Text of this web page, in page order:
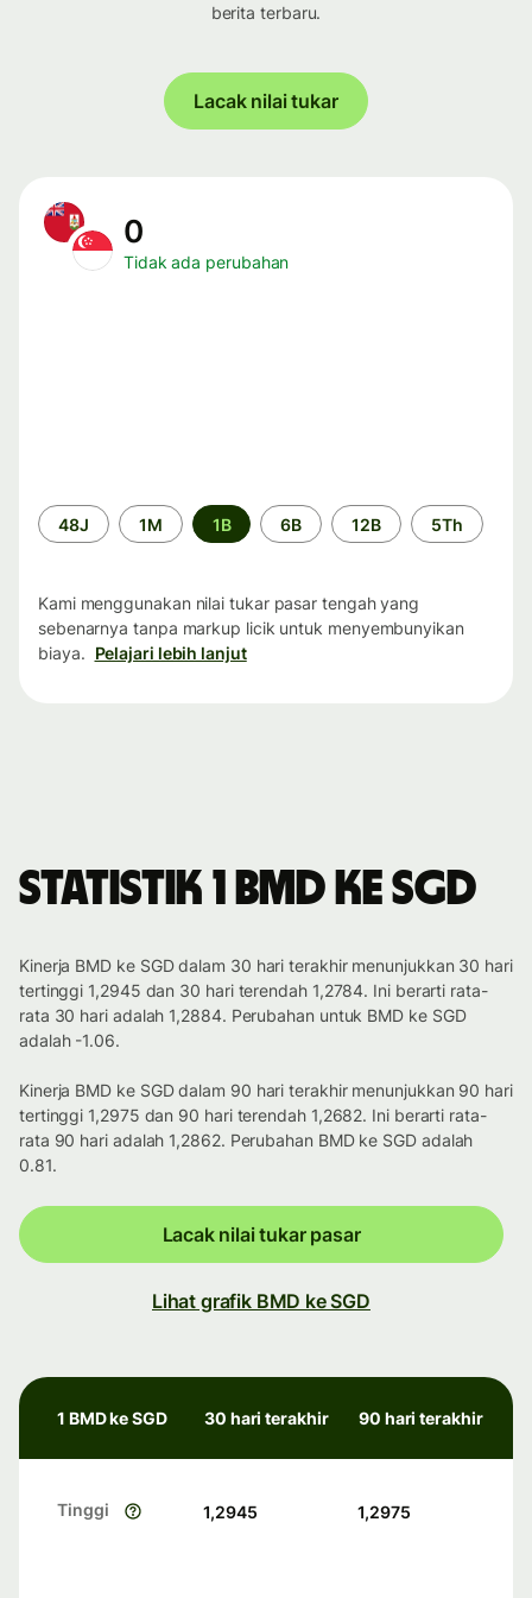
berita terbaru.
Lacak nilai tukar
0
Tidak ada perubahan
Periode
waktu
48J 1M 1B 6B 12B 5Th
Kami menggunakan nilai tukar pasar tengah yang
sebenarnya tanpa markup licik untuk menyembunyikan
biaya. Pelajari lebih lanjut
Statistik 1 BMD ke SGD
Kinerja BMD ke SGD dalam 30 hari terakhir menunjukkan 30 hari
tertinggi 1,2945 dan 30 hari terendah 1,2784. Ini berarti rata-
rata 30 hari adalah 1,2884. Perubahan untuk BMD ke SGD
adalah -1.06.
Kinerja BMD ke SGD dalam 90 hari terakhir menunjukkan 90 hari
tertinggi 1,2975 dan 90 hari terendah 1,2682. Ini berarti rata-
rata 90 hari adalah 1,2862. Perubahan BMD ke SGD adalah
0.81.
Lacak nilai tukar pasar
Lihat grafik BMD ke SGD
1 BMD ke SGD 30 hari terakhir 90 hari terakhir
Tinggi 1,2945 1,2975